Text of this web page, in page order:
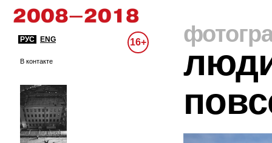
РУС ENG 16+
В контакте